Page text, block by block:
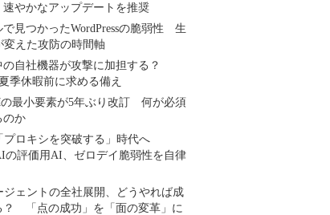
やかなアップデートを推奨
で見つかったWordPressの脆弱性 生
変えた攻防の時間軸
の自社機器が攻撃に加担する？
季休暇前に求める備え
の最小要素が5年ぶり改訂 何が必須
のか
プロキシを突破する」時代へ
の評価用AI、ゼロデイ脆弱性を自律
ジェントの全社展開、どうやれば成
？ 「点の成功」を「面の変革」に